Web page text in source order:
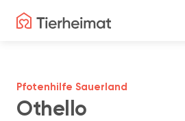
Othello
Pfotenhilfe Sauerland